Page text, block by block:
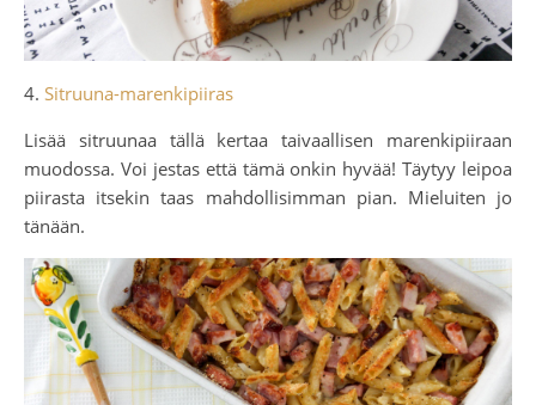
4. Sitruuna-marenkipiiras
Lisää sitruunaa tällä kertaa taivaallisen marenkipiiraan
muodossa. Voi jestas että tämä onkin hyvää! Täytyy leipoa
piirasta itsekin taas mahdollisimman pian. Mieluiten jo
tänään.